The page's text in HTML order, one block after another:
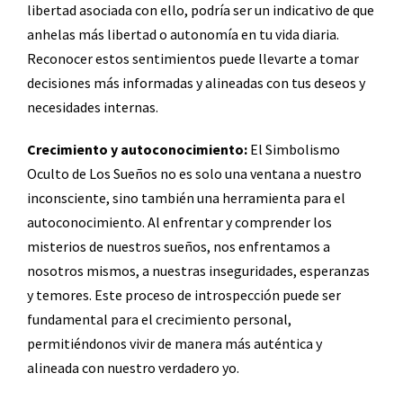
libertad asociada con ello, podría ser un indicativo de que
anhelas más libertad o autonomía en tu vida diaria.
Reconocer estos sentimientos puede llevarte a tomar
decisiones más informadas y alineadas con tus deseos y
necesidades internas.
Crecimiento y autoconocimiento: El Simbolismo
Oculto de Los Sueños no es solo una ventana a nuestro
inconsciente, sino también una herramienta para el
autoconocimiento. Al enfrentar y comprender los
misterios de nuestros sueños, nos enfrentamos a
nosotros mismos, a nuestras inseguridades, esperanzas
y temores. Este proceso de introspección puede ser
fundamental para el crecimiento personal,
permitiéndonos vivir de manera más auténtica y
alineada con nuestro verdadero yo.